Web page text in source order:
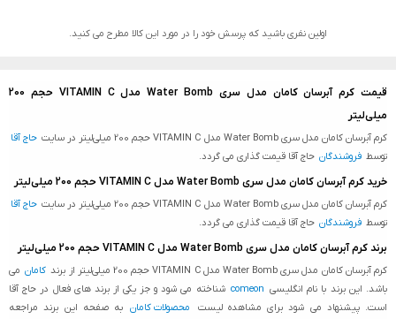
اولین نفری باشید که پرسش خود را در مورد این کالا مطرح می کنید.
قیمت کرم آبرسان کامان مدل سری Water Bomb مدل VITAMIN C حجم 200
میلی‌لیتر
کرم آبرسان کامان مدل سری Water Bomb مدل VITAMIN C حجم 200 میلی‌لیتر در سایت
حاج آقا
توسط فروشندگان حاج آقا قیمت گذاری می گردد.
خرید کرم آبرسان کامان مدل سری Water Bomb مدل VITAMIN C حجم 200 میلی‌لیتر
کرم آبرسان کامان مدل سری Water Bomb مدل VITAMIN C حجم 200 میلی‌لیتر در سایت
حاج آقا
توسط فروشندگان حاج آقا قیمت گذاری می گردد.
برند کرم آبرسان کامان مدل سری Water Bomb مدل VITAMIN C حجم 200 میلی‌لیتر
کرم آبرسان کامان مدل سری Water Bomb مدل VITAMIN C حجم 200 میلی‌لیتر از برند کامان می
باشد. این برند با نام انگلیسی comeon شناخته می شود و جز یکی از برند های فعال در حاج آقا
است. پیشنهاد می شود برای مشاهده لیست
محصولات کامان به صفحه این برند مراجعه